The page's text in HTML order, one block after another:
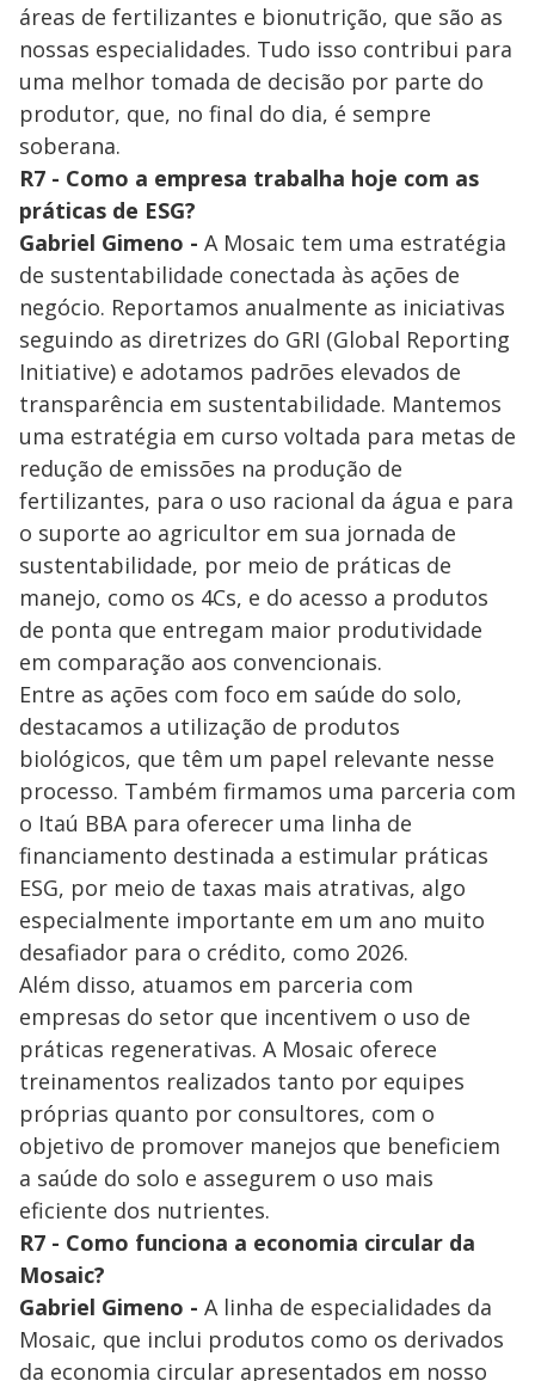
áreas de fertilizantes e bionutrição, que são as
nossas especialidades. Tudo isso contribui para
uma melhor tomada de decisão por parte do
produtor, que, no final do dia, é sempre
soberana.
R7 - Como a empresa trabalha hoje com as
práticas de ESG?
Gabriel Gimeno - A Mosaic tem uma estratégia
de sustentabilidade conectada às ações de
negócio. Reportamos anualmente as iniciativas
seguindo as diretrizes do GRI (Global Reporting
Initiative) e adotamos padrões elevados de
transparência em sustentabilidade. Mantemos
uma estratégia em curso voltada para metas de
redução de emissões na produção de
fertilizantes, para o uso racional da água e para
o suporte ao agricultor em sua jornada de
sustentabilidade, por meio de práticas de
manejo, como os 4Cs, e do acesso a produtos
de ponta que entregam maior produtividade
em comparação aos convencionais.
Entre as ações com foco em saúde do solo,
destacamos a utilização de produtos
biológicos, que têm um papel relevante nesse
processo. Também firmamos uma parceria com
o Itaú BBA para oferecer uma linha de
financiamento destinada a estimular práticas
ESG, por meio de taxas mais atrativas, algo
especialmente importante em um ano muito
desafiador para o crédito, como 2026.
Além disso, atuamos em parceria com
empresas do setor que incentivem o uso de
práticas regenerativas. A Mosaic oferece
treinamentos realizados tanto por equipes
próprias quanto por consultores, com o
objetivo de promover manejos que beneficiem
a saúde do solo e assegurem o uso mais
eficiente dos nutrientes.
R7 - Como funciona a economia circular da
Mosaic?
Gabriel Gimeno - A linha de especialidades da
Mosaic, que inclui produtos como os derivados
da economia circular apresentados em nosso